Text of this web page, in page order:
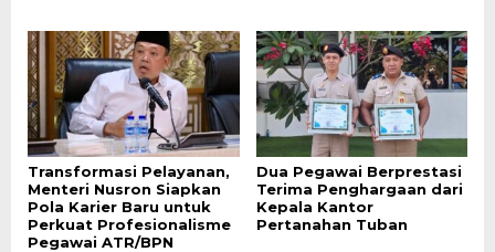
Transformasi Pelayanan,
Menteri Nusron Siapkan
Pola Karier Baru untuk
Perkuat Profesionalisme
Pegawai ATR/BPN
Dua Pegawai Berprestasi
Terima Penghargaan dari
Kepala Kantor
Pertanahan Tuban